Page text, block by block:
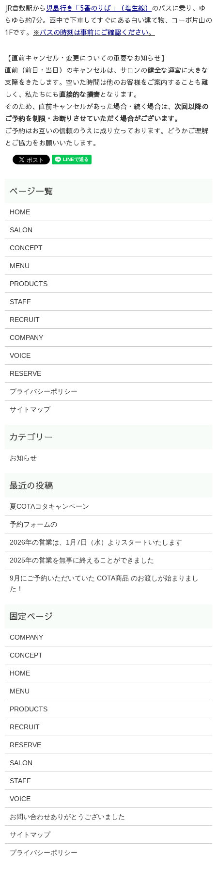
JR倉敷駅から 児島行き「5番のりば」（塩生線） のバスに乗り、ゆ
らゆら約7分。西中で下車してすぐにある白い建て物、コーポ片山の
1Fです。 ※バスの時刻は事前にご確認ください。
【直前キャンセル・変更についての重要なお知らせ】
直前（前日・当日）のキャンセルは、サロンの健全な運営に大きな
支障をきたします。空いた時間は他のお客様をご案内することも難
しく、私たちにも 直接的な損害となります。
そのため、直前キャンセルがあった場合・続く場合は、 次回以降の
ご予約を制限・お断りさせていただく場合がございます。
ご予約はお互いの信頼のうえに成り立っております。どうかご理解
とご協力をお願いいたします。
HOME
SALON
CONCEPT
MENU
PRODUCTS
STAFF
RECRUIT
COMPANY
VOICE
RESERVE
プライバシーポリシー
サイトマップ
お知らせ
夏COTAコタキャンペーン
予約フォームの
2026年の営業は、1月7日（水）よりスタートいたします
2025年の営業を無事に終えることができました
9月にご予約いただいていた COTA商品 のお渡しが始まりまし
た！
COMPANY
CONCEPT
HOME
MENU
PRODUCTS
RECRUIT
RESERVE
SALON
STAFF
VOICE
お問い合わせありがとうございました
サイトマップ
プライバシーポリシー